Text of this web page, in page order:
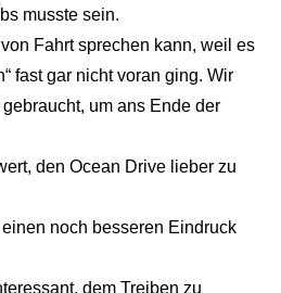
musste sein.
Fahrt sprechen kann, weil es
fast gar nicht voran ging. Wir
um ans Ende der
den Ocean Drive lieber zu
noch besseren Eindruck
dem Treiben zu